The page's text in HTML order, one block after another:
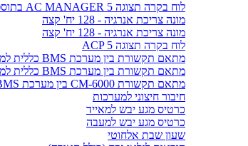
לוח בקרה תצוגה AC MANAGER 5 בתוספת תוכנת ניהול
מונה צריכת אנרגיה - 128 יח' קצה
מונה צריכת אנרגיה - 128 יח' קצה
לוח בקרה תצוגה ACP 5
מתאם תקשורת בין מערכת BMS כללית למיזוג בפרוטוקול LonWorks
מתאם תקשורת בין מערכת BMS כללית למיזוג בפרוטוקול BACnet
מתאם תקשורת CM-6000 בין מערכת BMS כללית למיזוג בפרוטוקול MODBUS
חיבור חיצוני למערכות
כרטיס מגע יבש למאייד
כרטיס מגע יבש למעבה
שעון שבת אלחוטי